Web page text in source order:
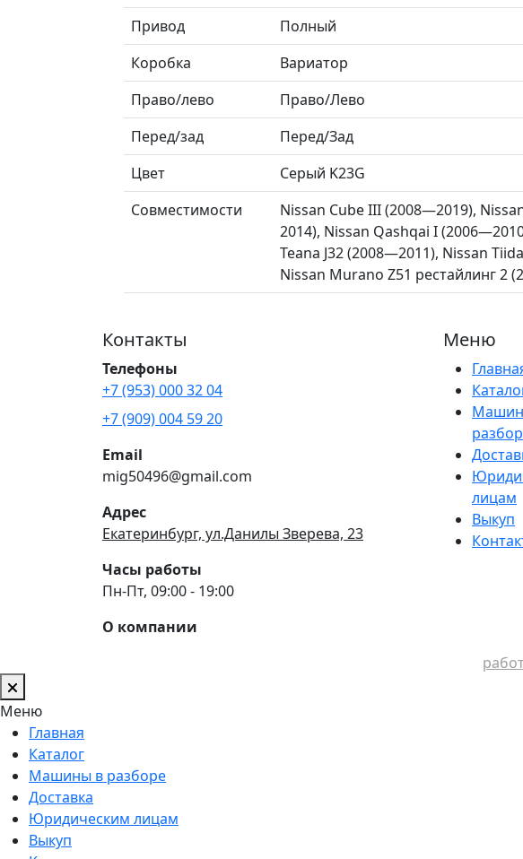
Привод
Полный
Коробка
Вариатор
Право/лево
Право/Лево
Перед/зад
Перед/Зад
Цвет
Серый K23G
Совместимости
Nissan Cube III (2008—2019),
2014), Nissan Qashqai I
Teana J32 (2008—2011), Nissan
Nissan Murano Z51 рестайлинг 2
Контакты
Телефоны
+7 (953) 000 32 04
+7 (909) 004 59 20
Email
mig50496@gmail.com
Адрес
Екатеринбург, ул.Данилы Зверева, 23
Часы работы
Пн-Пт, 09:00 - 19:00
О компании
Меню
лицам
Выкуп
Меню
Главная
Каталог
Машины в разборе
Доставка
Юридическим лицам
Выкуп